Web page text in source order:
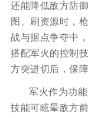
还能降低敌方防
图、刷资源时，
战与据点争夺中
搭配军火的控制
方突进切后，保
军火作为功
技能可眩晕敌方